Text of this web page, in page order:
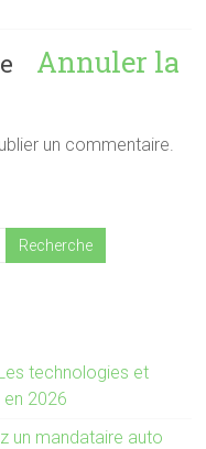
Annuler la
un commentaire.
technologies et
2026
un mandataire auto